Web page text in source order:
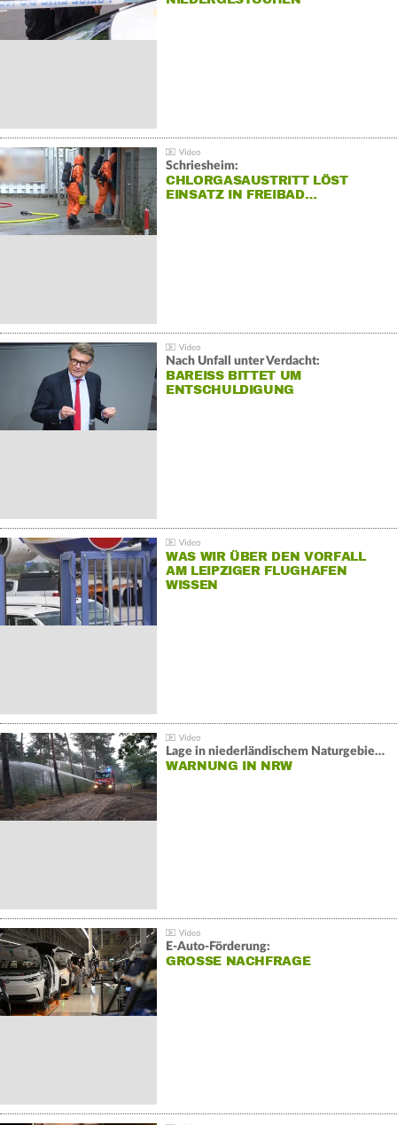
Schriesheim:
CHLORGASAUSTRITT LÖST
EINSATZ IN FREIBAD…
Nach Unfall unter Verdacht:
BAREISS BITTET UM E
NTSCHULDIGUNG
WAS WIR ÜBER DEN VORFALL
AM LEIPZIGER FLUGHAFEN
WISSEN
Lage in niederländischem Naturgebiet stabil
WARNUNG IN NRW
E-Auto-Förderung:
GROSSE NACHFRAGE